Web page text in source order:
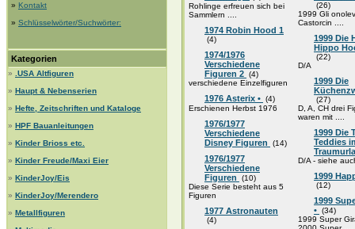
» Kontakt
» Schlüsselwörter/Suchwörter:
Kategorien
»
.USA Altfiguren
» Haupt & Nebenserien
» Hefte, Zeitschriften und Kataloge
» HPF Bauanleitungen
» Kinder Brioss etc.
» Kinder Freude/Maxi Eier
» KinderJoy/Eis
» KinderJoy/Merendero
» Metallfiguren
Rohlinge erfreuen sich bei
Sammlern ....
1974 Robin Hood 1
(4)
1974/1976
Verschiedene
Figuren 2 (4)
verschiedene Einzelfiguren
1976 Asterix • (4)
Erschienen Herbst 1976
1976/1977
Verschiedene
Disney Figuren
(14)
1976/1977
Verschiedene
Figuren
(10)
Diese Serie besteht aus 5
Figuren
1977 Astronauten
(4)
(26)
1999 Gli
Castorcin ....
1999 Die
Hippo
(22)
D/A
1999 Die
(27)
D, A, CH drei
waren mit ....
1999 Die
Teddies
D/A - siehe
1999
(12)
1999
• (34)
1999 Super